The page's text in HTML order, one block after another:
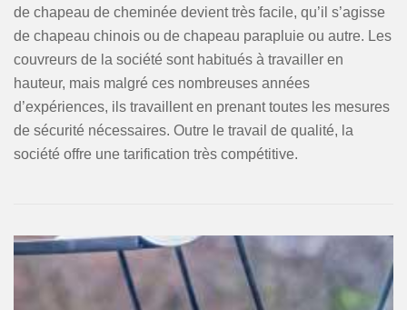
de chapeau de cheminée devient très facile, qu’il s’agisse
de chapeau chinois ou de chapeau parapluie ou autre. Les
couvreurs de la société sont habitués à travailler en
hauteur, mais malgré ces nombreuses années
d’expériences, ils travaillent en prenant toutes les mesures
de sécurité nécessaires. Outre le travail de qualité, la
société offre une tarification très compétitive.